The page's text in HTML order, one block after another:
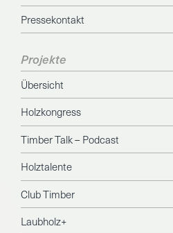
Pressekontakt
Projekte
Übersicht
Holzkongress
Timber Talk – Podcast
Holztalente
Club Timber
Laubholz+